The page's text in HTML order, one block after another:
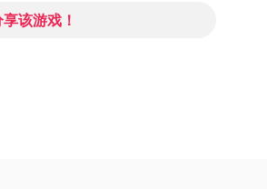
该游戏！